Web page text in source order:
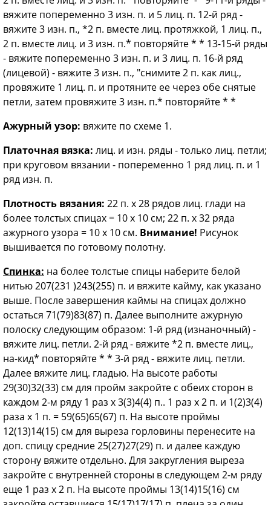
вяжите попеременно 3 изн. п. и 5 лиц. п. 12-й ряд -
вяжите 3 изн. п., *2 п. вместе лиц. протяжкой, 1 лиц. п.,
2 п. вместе лиц. и 3 изн. п.* повторяйте * * 13-15-й ряды
- вяжите попеременно 3 изн. п. и 3 лиц. п. 16-й ряд
(лицевой) - вяжите 3 изн. п., "снимите 2 п. как лиц.,
провяжите 1 лиц. п. и протяните ее через обе снятые
петли, затем провяжите 3 изн. п.* повторяйте * *
Ажурный узор: вяжите по схеме 1.
Платочная вязка: лиц. и изн. ряды - только лиц. петли;
при круговом вязании - попеременно 1 ряд лиц. п. и 1
ряд изн. п.
Плотность вязания: 22 п. х 28 рядов лиц. глади на
более толстых спицах = 10 х 10 см; 22 п. х 32 ряда
ажурного узора = 10 х 10 см. Внимание! Рисунок
вышивается по готовому полотну.
Спинка: на более толстые спицы наберите белой
нитью 207(231 )243(255) п. и вяжите кайму, как указано
выше. После завершения каймы на спицах должно
остаться 71(79)83(87) п. Далее выполните ажурную
полоску следующим образом: 1-й ряд (изнаночный) -
вяжите лиц. петли. 2-й ряд - вяжите *2 п. вместе лиц.,
на-кид* повторяйте * * 3-й ряд - вяжите лиц. петли.
Далее вяжите лиц. гладью. На высоте работы
29(30)32(33) см для пройм закройте с обеих сторон в
каждом 2-м ряду 1 раз х 3(3)4(4) п.. 1 раз х 2 п. и 1(2)3(4)
раза х 1 п. = 59(65)65(67) п. На высоте проймы
12(13)14(15) см для выреза горловины перенесите на
доп. спицу средние 25(27)27(29) п. и далее каждую
сторону вяжите отдельно. Для закругления выреза
закройте с внутренней стороны в следующем 2-м ряду
еще 1 раз х 2 п. На высоте проймы 13(14)15(16) см